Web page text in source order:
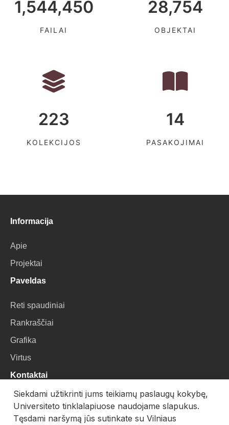
1,544,450
FAILAI
28,754
OBJEKTAI
223
KOLEKCIJOS
14
PASAKOJIMAI
Informacija
Apie
Projektai
Paveldas
Reti spaudiniai
Rankraščiai
Grafika
Virtus
Kontaktai
VU Biblioteka
Universiteto g. 3, LT-01122, Vilnius
Siekdami užtikrinti jums teikiamų paslaugų kokybę,
Universiteto tinklalapiuose naudojame slapukus.
Tęsdami naršymą jūs sutinkate su Vilniaus